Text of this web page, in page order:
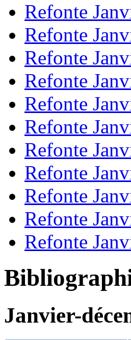
Refonte
Refonte
Refonte
Refonte
Refonte
Refonte
Refonte
Refonte
Refonte
Refonte
Refonte
Janvier-